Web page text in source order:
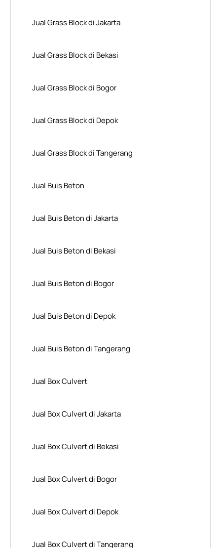
Jual Grass Block di Jakarta
Jual Grass Block di Bekasi
Jual Grass Block di Bogor
Jual Grass Block di Depok
Jual Grass Block di Tangerang
Jual Buis Beton
Jual Buis Beton di Jakarta
Jual Buis Beton di Bekasi
Jual Buis Beton di Bogor
Jual Buis Beton di Depok
Jual Buis Beton di Tangerang
Jual Box Culvert
Jual Box Culvert di Jakarta
Jual Box Culvert di Bekasi
Jual Box Culvert di Bogor
Jual Box Culvert di Depok
Jual Box Culvert di Tangerang